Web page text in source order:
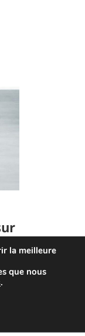
la meilleure
que nous
.